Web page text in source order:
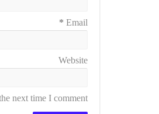
Email
*
Website
next time I comment.